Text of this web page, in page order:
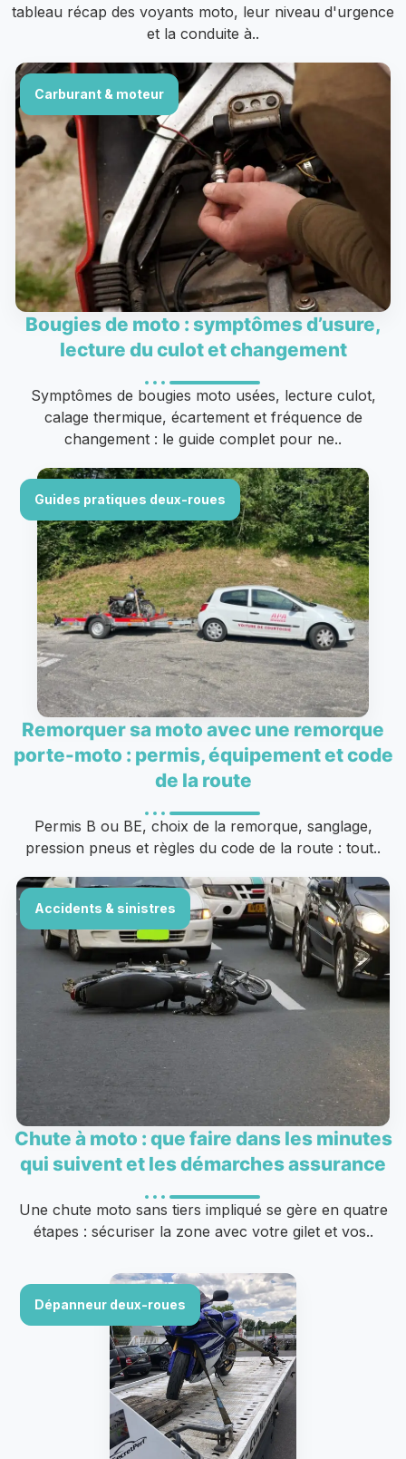
tableau récap des voyants moto, leur niveau d'urgence
et la conduite à..
Carburant & moteur
Bougies de moto : symptômes d’usure,
lecture du culot et changement
Symptômes de bougies moto usées, lecture culot,
calage thermique, écartement et fréquence de
changement : le guide complet pour ne..
Guides pratiques deux-roues
Remorquer sa moto avec une remorque
porte-moto : permis, équipement et code
de la route
Permis B ou BE, choix de la remorque, sanglage,
pression pneus et règles du code de la route : tout..
Accidents & sinistres
Chute à moto : que faire dans les minutes
qui suivent et les démarches assurance
Une chute moto sans tiers impliqué se gère en quatre
étapes : sécuriser la zone avec votre gilet et vos..
Dépanneur deux-roues